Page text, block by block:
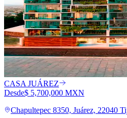
CASA JUÁREZ
Desde$ 5,700,000 MXN
Chapultepec 8350, Juárez, 22040